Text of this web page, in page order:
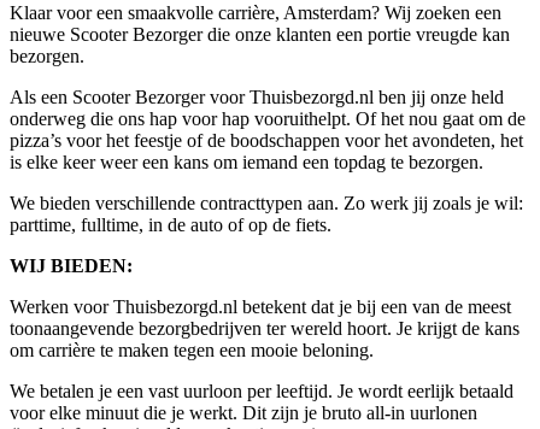
Klaar voor een smaakvolle carrière, Amsterdam? Wij zoeken een
nieuwe Scooter Bezorger die onze klanten een portie vreugde kan
bezorgen.
Als een Scooter Bezorger voor Thuisbezorgd.nl ben jij onze held
onderweg die ons hap voor hap vooruithelpt. Of het nou gaat om de
pizza’s voor het feestje of de boodschappen voor het avondeten, het
is elke keer weer een kans om iemand een topdag te bezorgen.
We bieden verschillende contracttypen aan. Zo werk jij zoals je wil:
parttime, fulltime, in de auto of op de fiets.
WIJ BIEDEN:
Werken voor Thuisbezorgd.nl betekent dat je bij een van de meest
toonaangevende bezorgbedrijven ter wereld hoort. Je krijgt de kans
om carrière te maken tegen een mooie beloning.
We betalen je een vast uurloon per leeftijd. Je wordt eerlijk betaald
voor elke minuut die je werkt. Dit zijn je bruto all-in uurlonen